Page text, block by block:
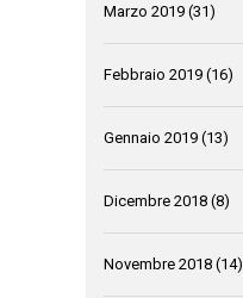
Marzo 2019 (31)
Febbraio 2019 (16)
Gennaio 2019 (13)
Dicembre 2018 (8)
Novembre 2018 (14)